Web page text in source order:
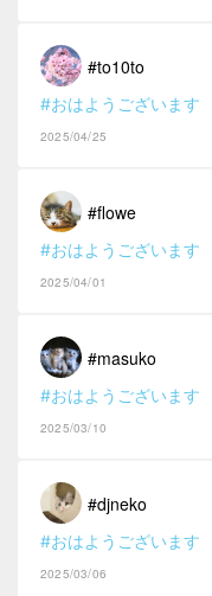
#to10to
#おはようございます
2025/04/25
#flowe
#おはようございます
2025/04/01
#masuko
#おはようございます
2025/03/10
#djneko
#おはようございます
2025/03/06